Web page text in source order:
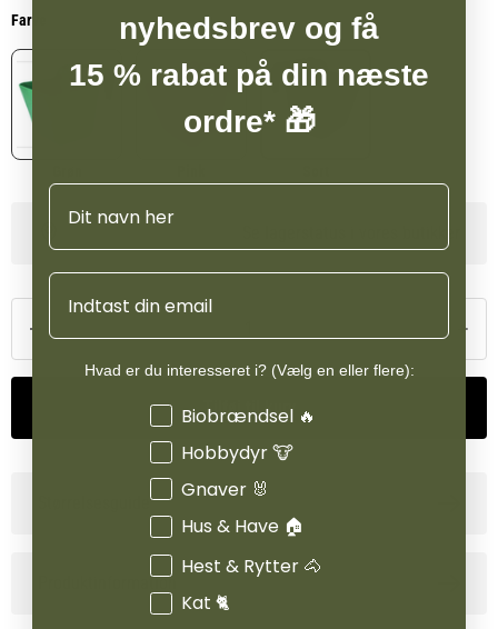
Farve
Tilføj til kurv
Produktinformation
nyhedsbrev og få
15 % rabat på din næste
ordre* 🎁
Navn
Email
Hvad er du interesseret i? (Vælg en eller flere):
Interesser
Biobrændsel 🔥
Hobbydyr 🐮
Gnaver 🐰
Hus & Have 🏠
Hest & Rytter 🐴
Kat 🐈